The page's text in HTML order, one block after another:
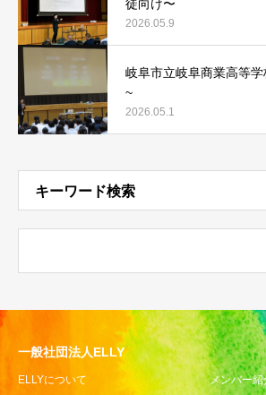
2026.05.9
岐阜市立岐阜商業高等
~
2026.05.1
キーワード検索
一般社団法人ELLY
ELLYについて メンバー紹